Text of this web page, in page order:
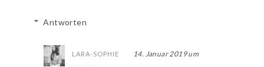
Antworten
LARA-SOPHIE
14. Januar 2019 um